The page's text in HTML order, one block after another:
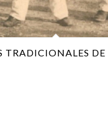
TRADICIONALES